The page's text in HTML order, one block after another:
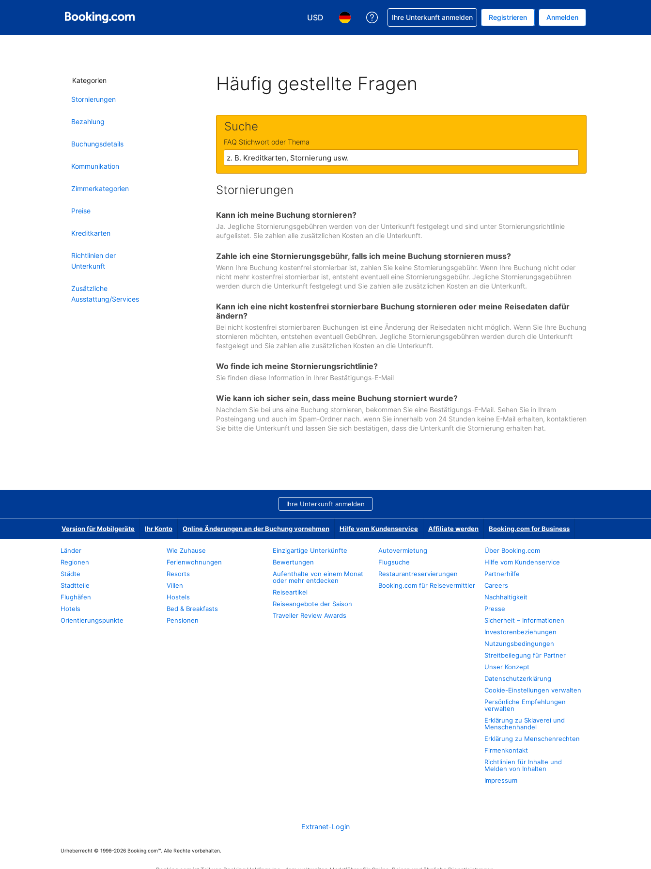
USD
Wählen Sie Ihre Währung. Ihre aktuelle Währung ist US-Dollar
Wählen Sie Ihre Sprache. Ihre aktuelle Sprache ist Deutsch
Hilfe bei Ihrer Buchung erhalten
Ihre Unterkunft anmelden Registrieren Anmelden
Kategorien
Stornierungen
Bezahlung
Buchungsdetails
Kommunikation
Zimmerkategorien
Preise
Kreditkarten
Richtlinien der
Unterkunft
Zusätzliche
Ausstattung/Services
Häufig gestellte Fragen
Suche
FAQ Stichwort oder Thema
Stornierungen
Kann ich meine Buchung stornieren?
Ja. Jegliche Stornierungsgebühren werden von der Unterkunft festgelegt und sind unter Stornierungsrichtlinie
aufgelistet. Sie zahlen alle zusätzlichen Kosten an die Unterkunft.
Zahle ich eine Stornierungsgebühr, falls ich meine Buchung stornieren muss?
Wenn Ihre Buchung kostenfrei stornierbar ist, zahlen Sie keine Stornierungsgebühr. Wenn Ihre Buchung nicht oder
nicht mehr kostenfrei stornierbar ist, entsteht eventuell eine Stornierungsgebühr. Jegliche Stornierungsgebühren
werden durch die Unterkunft festgelegt und Sie zahlen alle zusätzlichen Kosten an die Unterkunft.
Kann ich eine nicht kostenfrei stornierbare Buchung stornieren oder meine Reisedaten dafür
ändern?
Bei nicht kostenfrei stornierbaren Buchungen ist eine Änderung der Reisedaten nicht möglich. Wenn Sie Ihre Buchung
stornieren möchten, entstehen eventuell Gebühren. Jegliche Stornierungsgebühren werden durch die Unterkunft
festgelegt und Sie zahlen alle zusätzlichen Kosten an die Unterkunft.
Wo finde ich meine Stornierungsrichtlinie?
Sie finden diese Information in Ihrer Bestätigungs-E-Mail
Wie kann ich sicher sein, dass meine Buchung storniert wurde?
Nachdem Sie bei uns eine Buchung stornieren, bekommen Sie eine Bestätigungs-E-Mail. Sehen Sie in Ihrem
Posteingang und auch im Spam-Ordner nach. wenn Sie innerhalb von 24 Stunden keine E-Mail erhalten, kontaktieren
Sie bitte die Unterkunft und lassen Sie sich bestätigen, dass die Unterkunft die Stornierung erhalten hat.
Ihre Unterkunft anmelden
Version für Mobilgeräte Ihr Konto Online Änderungen an der Buchung vornehmen Hilfe vom Kundenservice Affiliate werden Booking.com for Business
Länder
Regionen
Städte
Stadtteile
Flughäfen
Hotels
Orientierungspunkte
Wie Zuhause
Ferienwohnungen
Resorts
Villen
Hostels
Bed & Breakfasts
Pensionen
Einzigartige Unterkünfte
Bewertungen
Aufenthalte von einem Monat
oder mehr entdecken
Reiseartikel
Reiseangebote der Saison
Traveller Review Awards
Autovermietung
Flugsuche
Restaurantreservierungen
Booking.com für Reisevermittler
Über Booking.com
Hilfe vom Kundenservice
Partnerhilfe
Careers
Nachhaltigkeit
Presse
Sicherheit – Informationen
Investorenbeziehungen
Nutzungsbedingungen
Streitbeilegung für Partner
Unser Konzept
Datenschutzerklärung
Cookie-Einstellungen verwalten
Persönliche Empfehlungen
verwalten
Erklärung zu Sklaverei und
Menschenhandel
Erklärung zu Menschenrechten
Firmenkontakt
Richtlinien für Inhalte und
Melden von Inhalten
Impressum
Extranet-Login
Urheberrecht © 1996–2026 Booking.com™. Alle Rechte vorbehalten.